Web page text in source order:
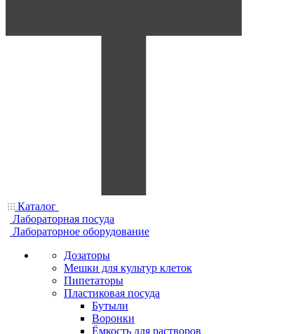
Каталог
Лабораторная посуда
Лабораторное оборудование
Дозаторы
Мешки для культур клеток
Пипетаторы
Пластиковая посуда
Бутыли
Воронки
Ёмкость для растворов